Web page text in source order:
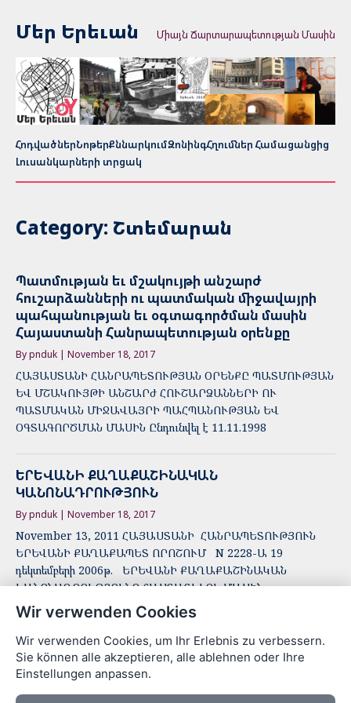
Մեր Երեւան Միայն Ճարտարապետության Մասին
ՀոդվածներՆոթերՔննարկումԶոնինգՀղումներ Համացանցից
Լուսանկարների տրցակ
Category: Շտեմարան
Պատմության եւ մշակույթի անշարժ
հուշարձանների ու պատմական միջավայրի
պահպանության եւ օգտագործման մասին
Հայաստանի Հանրապետության օրենքը
By pnduk | November 18, 2017
ՀԱՅԱՍՏԱՆԻ ՀԱՆՐԱՊԵՏՈՒԹՅԱՆ ՕՐԵՆՔԸ ՊԱՏՄՈՒԹՅԱՆ
ԵՎ ՄՇԱԿՈՒՅԹԻ ԱՆՇԱՐԺ ՀՈՒՇԱՐՁԱՆՆԵՐԻ ՈՒ
ՊԱՏՄԱԿԱՆ ՄԻՋԱՎԱՅՐԻ ՊԱՀՊԱՆՈՒԹՅԱՆ ԵՎ
ՕԳՏԱԳՈՐԾՄԱՆ ՄԱՍԻՆ Ընդունվել է 11.11.1998
ԵՐԵՎԱՆԻ ՔԱՂԱՔԱՇԻՆԱԿԱՆ
ԿԱՆՈՆԱԴՐՈՒԹՅՈՒՆ
By pnduk | November 18, 2017
November 13, 2011 ՀԱՅԱՍՏԱՆԻ ՀԱՆՐԱՊԵՏՈՒԹՅՈՒՆ
ԵՐԵՎԱՆԻ ՔԱՂԱՔԱՊԵՏ ՈՐՈՇՈՒՄ N 2228-Ա 19
դեկտեմբերի 2006թ. ԵՐԵՎԱՆԻ ՔԱՂԱՔԱՇԻՆԱԿԱՆ
ԿԱՆՈՆԱԴՐՈՒԹՅՈՒՆԸ ՀԱՍՏԱՏԵԼՈՒ ՄԱՍԻՆ
Ղեկավարվելով «Տեղական ինքնակառավարման…
Posts
pagination
← 12
Wir verwenden Cookies
Wir verwenden Cookies, um Ihr Erlebnis zu verbessern.
Sie können alle akzeptieren, alle ablehnen oder Ihre
Einstellungen anpassen.